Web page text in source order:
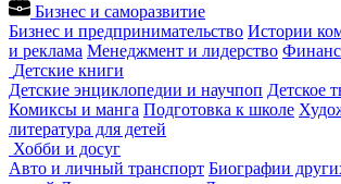
Бизнес и саморазвитие
Бизнес и предпринимательство Истории
и реклама Менеджмент и лидерство
Детские книги
Детские энциклопедии и научпоп Детское
Комиксы и манга Подготовка к школе
литература для детей
Хобби и досуг
Авто и личный транспорт Биографии